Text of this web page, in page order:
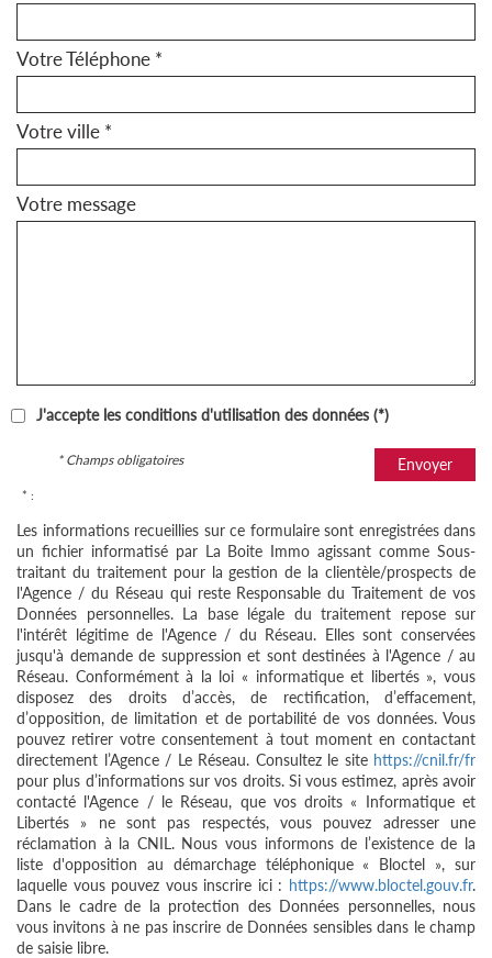
Votre Téléphone *
Votre ville *
Votre message
J'accepte les conditions d'utilisation des données (*)
Envoyer
* Champs obligatoires
* :
Les informations recueillies sur ce formulaire sont enregistrées dans
un fichier informatisé par La Boite Immo agissant comme Sous-
traitant du traitement pour la gestion de la clientèle/prospects de
l'Agence / du Réseau qui reste Responsable du Traitement de vos
Données personnelles. La base légale du traitement repose sur
l'intérêt légitime de l'Agence / du Réseau. Elles sont conservées
jusqu'à demande de suppression et sont destinées à l'Agence / au
Réseau. Conformément à la loi « informatique et libertés », vous
disposez des droits d’accès, de rectification, d’effacement,
d’opposition, de limitation et de portabilité de vos données. Vous
pouvez retirer votre consentement à tout moment en contactant
directement l’Agence / Le Réseau. Consultez le site https://cnil.fr/fr
pour plus d’informations sur vos droits. Si vous estimez, après avoir
contacté l'Agence / le Réseau, que vos droits « Informatique et
Libertés » ne sont pas respectés, vous pouvez adresser une
réclamation à la CNIL. Nous vous informons de l’existence de la
liste d'opposition au démarchage téléphonique « Bloctel », sur
laquelle vous pouvez vous inscrire ici : https://www.bloctel.gouv.fr.
Dans le cadre de la protection des Données personnelles, nous
vous invitons à ne pas inscrire de Données sensibles dans le champ
de saisie libre.